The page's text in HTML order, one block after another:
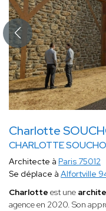
Charlotte
CHARLOTTE
Architecte à Paris 75012
Se déplace à Alfortville
Charlotte est une
agence en 2020. Son